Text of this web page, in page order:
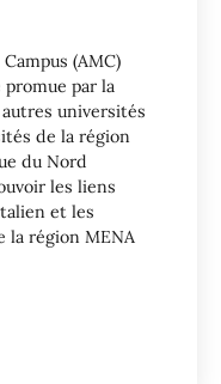
(AMC)
par la
autres universités
de la région
du Nord
les liens
et les
la région MENA